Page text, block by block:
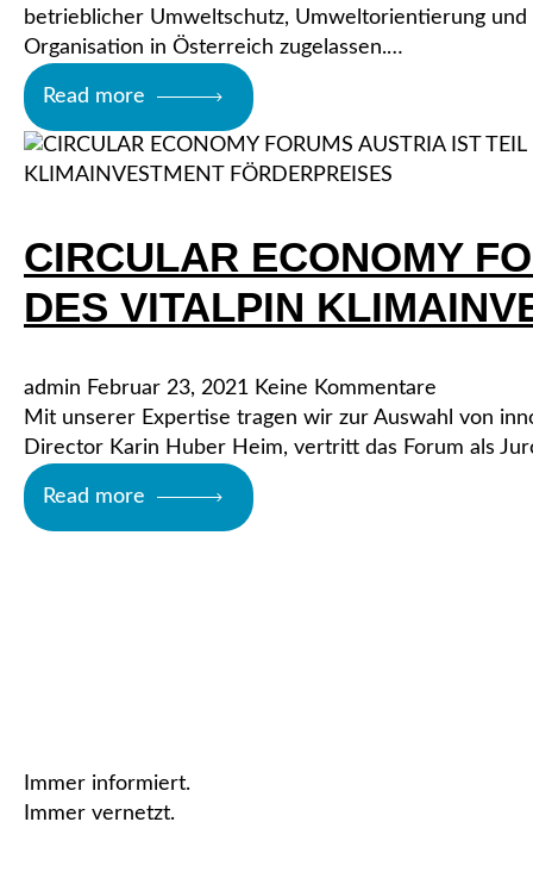
betrieblicher Umweltschutz, Umweltorientierung
Organisation in Österreich zugelassen.…
Read more
CIRCULAR ECONOMY
DES VITALPIN
admin Februar 23, 2021 Keine Kommentare
Mit unserer Expertise tragen wir zur Auswahl von
Director Karin Huber Heim, vertritt das Forum als
Read more
Immer informiert.
Immer vernetzt.